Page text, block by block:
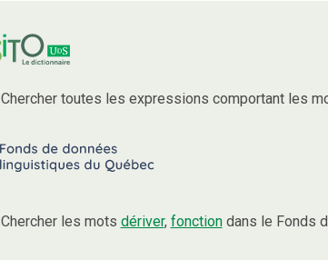
Chercher toutes les expressions comportant les
Chercher les mots dériver, fonctiondans le Fonds